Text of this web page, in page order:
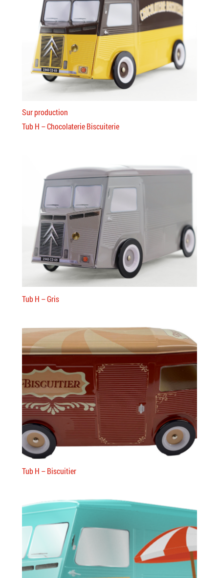
Sur production
Tub H – Chocolaterie Biscuiterie
Tub H – Gris
Tub H – Biscuitier